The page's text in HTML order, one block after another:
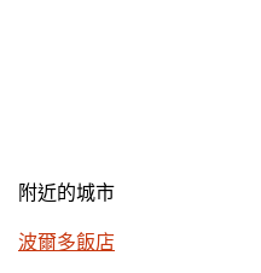
附近的城市
波爾多飯店